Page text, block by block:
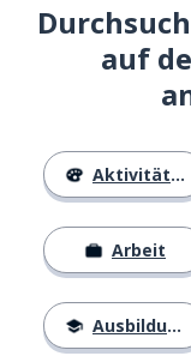
auf
Aktivitäten
Arbeit
Ausbildung